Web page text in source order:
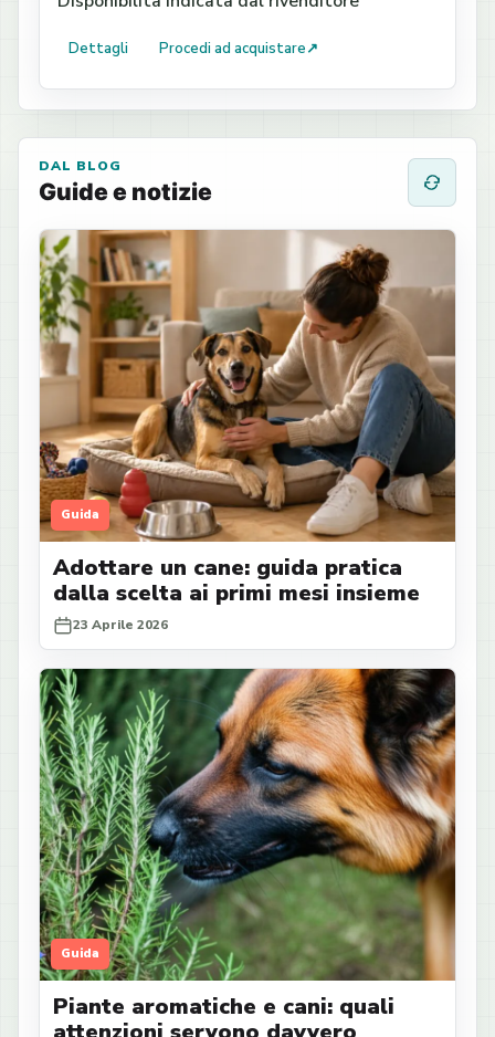
Dettagli Procedi ad acquistare↗
DAL BLOG
Guide e notizie
Guida
Adottare un cane: guida pratica
dalla scelta ai primi mesi insieme
23 Aprile 2026
Guida
Piante aromatiche e cani: quali